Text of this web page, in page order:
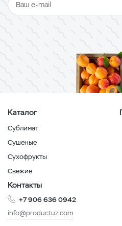
Каталог
Сублимат
Сушеные
Сухофрукты
Свежие
Контакты
+7 906 636 0942
info@productuz.com